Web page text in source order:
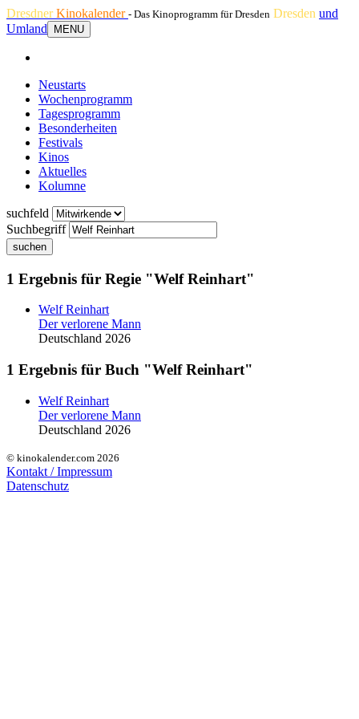
DresdnerKinokalender - Das Kinoprogramm für Dresden Dresden und
Umland
MENU
Neustarts
Wochenprogramm
Tagesprogramm
Besonderheiten
Festivals
Kinos
Aktuelles
Kolumne
suchfeld
Suchbegriff
suchen
1 Ergebnis für Regie "Welf Reinhart"
Welf Reinhart
Der verlorene Mann
Deutschland 2026
1 Ergebnis für Buch "Welf Reinhart"
Welf Reinhart
Der verlorene Mann
Deutschland 2026
© kinokalender.com 2026
Kontakt / Impressum
Datenschutz